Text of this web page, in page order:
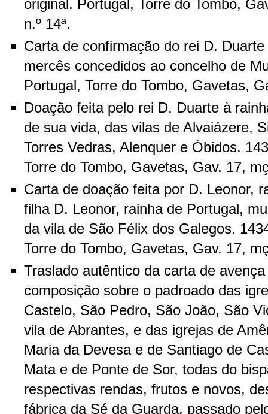
original. Portugal, Torre do Tombo,
n.º 14ª.
Carta de confirmação do rei D.
mercês concedidos ao concelho de
Portugal, Torre do Tombo, Gavetas,
Doação feita pelo rei D. Duarte à
de sua vida, das vilas de Alvaiázere,
Torres Vedras, Alenquer e Óbidos.
Torre do Tombo, Gavetas, Gav. 17,
Carta de doação feita por D. Leonor,
filha D. Leonor, rainha de Portugal,
da vila de São Félix dos Galegos.
Torre do Tombo, Gavetas, Gav. 17,
Traslado autêntico da carta de
composição sobre o padroado das
Castelo, São Pedro, São João, São
vila de Abrantes, e das igrejas de
Maria da Devesa e de Santiago de
Mata e de Ponte de Sor, todas do
respectivas rendas, frutos e novos,
fábrica da Sé da Guarda, passado